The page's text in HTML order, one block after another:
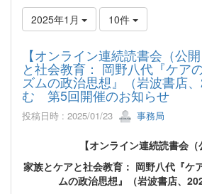
2025年1月 10件
【オンライン連続読書会（公
と社会教育： 岡野八代『ケア
ズムの政治思想』（岩波書店
む 第5回開催のお知らせ
投稿日時 : 2025/01/23 事務局
【オンライン連続読書会（
家族とケアと社会教育： 岡野八代『ケ
ムの政治思想』（岩波書店、